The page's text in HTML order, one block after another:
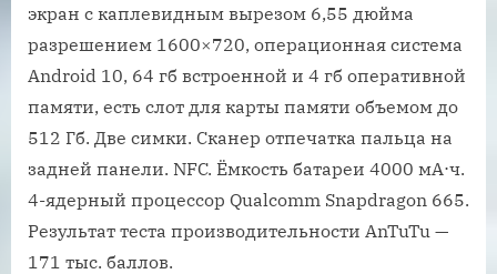
экран с каплевидным вырезом 6,55 дюйма
разрешением 1600×720, операционная система
Android 10, 64 гб встроенной и 4 гб оперативной
памяти, есть слот для карты памяти объемом до
512 Гб. Две симки. Сканер отпечатка пальца на
задней панели. NFC. Ёмкость батареи 4000 мА⋅ч.
4-ядерный процессор Qualcomm Snapdragon 665.
Результат теста производительности AnTuTu —
171 тыс. баллов.